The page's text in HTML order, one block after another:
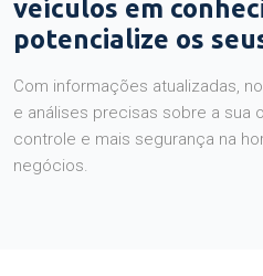
veículos em
potencialize os
Com informações atualizadas,
e análises precisas sobre a sua
controle e mais segurança na
negócios.